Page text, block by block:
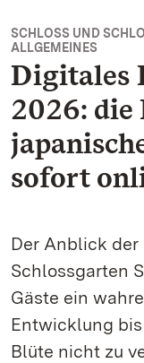
SCHLOSS UND
ALLGEMEINES
Digitales
2026: die
sofort
Der Anblick
Schlossgarten
Gäste ein
Entwicklung
Blüte nicht zu